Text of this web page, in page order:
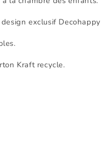
exclusif Decohappy
Kraft recycle.